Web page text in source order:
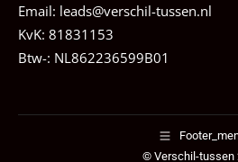
Email: leads@verschil-tussen.nl
KvK: 81831153
Btw-: NL862236599B01
© Verschil-tussen